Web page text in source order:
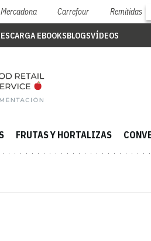
Mercadona Carrefour Remitidas
EBOOKSBLOGSVÍDEOS
FRUTAS Y HORTALIZAS